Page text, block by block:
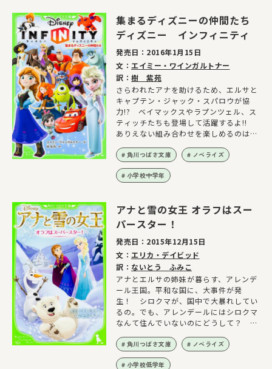
集まるディズニーの仲間たち
ディズニー インフィニティ
発売日： 2016年1月15日
文：エイミー・ワインガルトナー
訳：樹 紫苑
さらわれたアナを助けるため、エルサと
キャプテン・ジャック・スパロウが協
力!? ベイマックスやラプンツェル、ス
ティッチたちも登場して活躍するよ!!
ありえない組み合わせを楽しめるのは、
角川つばさ文庫 ノベライズ
小学校中学年
アナと雪の女王 オラフはスー
パースター！
発売日： 2015年12月15日
文：エリカ・デイビッド
訳： ないとう ふみこ
アナとエルサの姉妹が暮らす、アレンデ
ール王国。平和な国に、大事件が発
生！ シロクマが、国中で大暴れしてい
るの。でも、アレンデールにはシロクマ
なんて住んでいないのにどうして？ 事
大捜査がスタート！ そして、最後の切
り札は…なんとオラフ？ クリストフや
スヴェン、トロールのパビーまで、いろ
角川つばさ文庫 ノベライズ
小学校低学年